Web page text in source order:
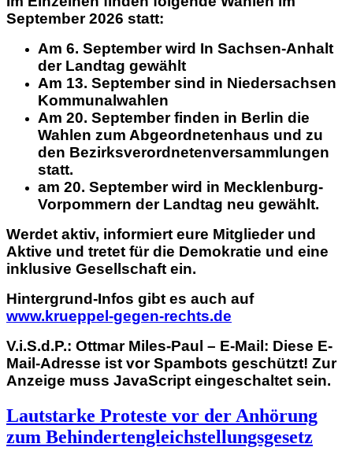
September 2026 statt:
Am 6. September wird In Sachsen-Anhalt
der Landtag gewählt
Am 13. September sind in Niedersachsen
Kommunalwahlen
Am 20. September finden in Berlin die
Wahlen zum Abgeordnetenhaus und zu
den Bezirksverordnetenversammlungen
statt.
am 20. September wird in Mecklenburg-
Vorpommern der Landtag neu gewählt.
Werdet aktiv, informiert eure Mitglieder und
Aktive und tretet für die Demokratie und eine
inklusive Gesellschaft ein.
Hintergrund-Infos gibt es auch auf
www.krueppel-gegen-rechts.de
V.i.S.d.P.: Ottmar Miles-Paul – E-Mail: Diese E-
Mail-Adresse ist vor Spambots geschützt! Zur
Anzeige muss JavaScript eingeschaltet sein.
Lautstarke Proteste vor der Anhörung
zum Behindertengleichstellungsgesetz